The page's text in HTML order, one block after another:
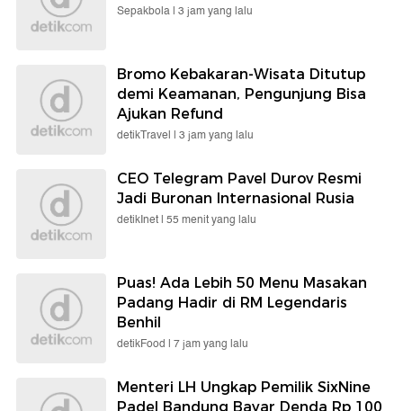
Sepakbola | 3 jam yang lalu
Bromo Kebakaran-Wisata Ditutup
demi Keamanan, Pengunjung Bisa
Ajukan Refund
detikTravel | 3 jam yang lalu
CEO Telegram Pavel Durov Resmi
Jadi Buronan Internasional Rusia
detikInet | 55 menit yang lalu
Puas! Ada Lebih 50 Menu Masakan
Padang Hadir di RM Legendaris
Benhil
detikFood | 7 jam yang lalu
Menteri LH Ungkap Pemilik SixNine
Padel Bandung Bayar Denda Rp 100